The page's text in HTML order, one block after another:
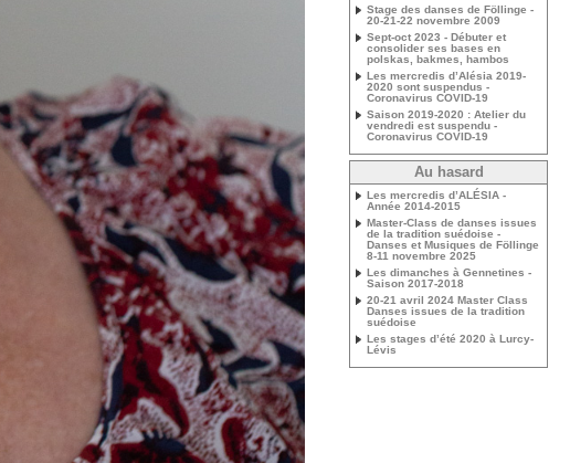
Stage des danses de Föllinge -
20-21-22 novembre 2009
Sept-oct 2023 - Débuter et
consolider ses bases en
polskas, bakmes, hambos
Les mercredis d’Alésia 2019-
2020 sont suspendus -
Coronavirus COVID-19
Saison 2019-2020 : Atelier du
vendredi est suspendu -
Coronavirus COVID-19
Au hasard
Les mercredis d’ALÉSIA -
Année 2014-2015
Master-Class de danses issues
de la tradition suédoise -
Danses et Musiques de Föllinge
8-11 novembre 2025
Les dimanches à Gennetines -
Saison 2017-2018
20-21 avril 2024 Master Class
Danses issues de la tradition
suédoise
Les stages d’été 2020 à Lurcy-
Lévis